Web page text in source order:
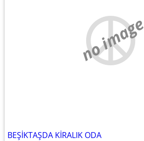
no image
BEŞİKTAŞDA KİRALIK ODA